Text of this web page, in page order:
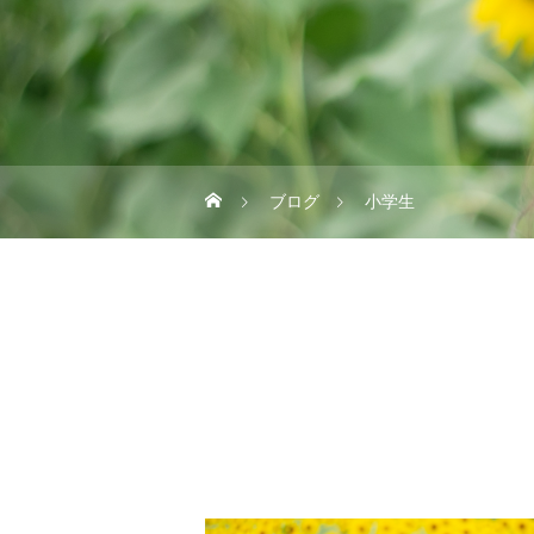
ブログ 小学生